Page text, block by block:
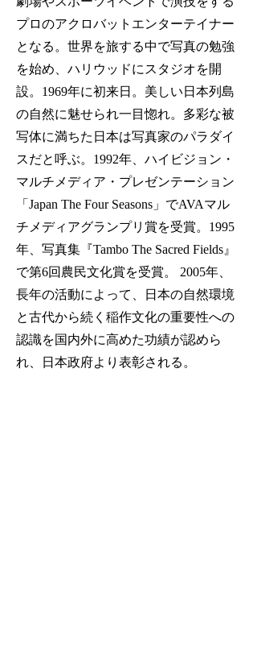
プロのアクロバットエンターテイナー
となる。世界を旅する中で写真の勉強
を始め、ハリウッドにスタジオを開
設。1969年に初来日。美しい日本列島
の自然に魅せられ一目惚れ。多彩な被
写体に満ちた日本は写真家のパラダイ
スだと呼ぶ。1992年、ハイビジョン・
マルチメディア・プレゼンテーション
「Japan The Four Seasons」でAVAマル
チメディアグランプリ賞を受賞。1995
年、写真集『Tambo The Sacred Fields』
で第6回農民文化賞を受賞。 2005年、
長年の活動によって、日本の自然環境
と古代から続く稲作文化の重要性への
認識を国内外に高めた功績が認めら
れ、日本政府より表彰される。